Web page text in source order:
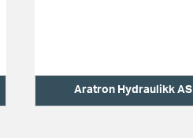
Aratron Hydraulikk AS